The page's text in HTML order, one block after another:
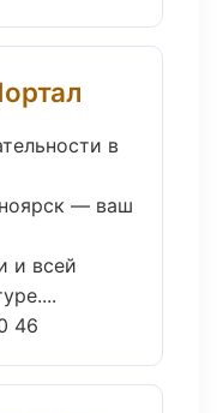
в
— ваш
и всей
46